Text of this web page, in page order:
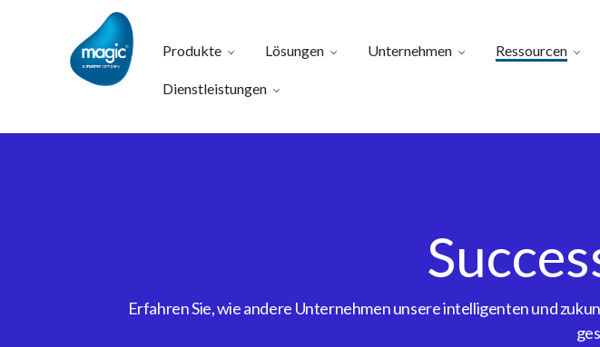
Produkte Lösungen Unternehmen Ressourcen
Dienstleistungen
Erfahren Sie, wie andere Unternehmen unsere intelligenten und